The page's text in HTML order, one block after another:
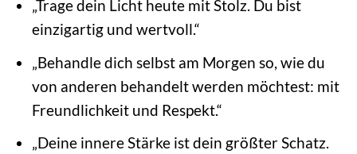
„Trage dein Licht heute mit Stolz. Du bist
einzigartig und wertvoll.“
„Behandle dich selbst am Morgen so, wie du
von anderen behandelt werden möchtest: mit
Freundlichkeit und Respekt.“
„Deine innere Stärke ist dein größter Schatz.